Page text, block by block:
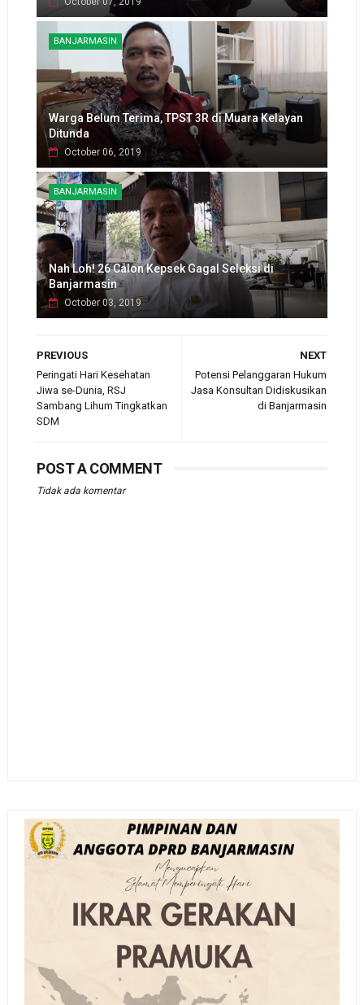
BANJARMASIN
Warga Belum Terima, TPST 3R di Muara Kelayan
Ditunda
October 06, 2019
BANJARMASIN
Nah Loh! 26 Calon Kepsek Gagal Seleksi di
Banjarmasin
October 03, 2019
NEXT
Potensi Pelanggaran Hukum
Jasa Konsultan Didiskusikan
di Banjarmasin
PREVIOUS
Peringati Hari Kesehatan
Jiwa se-Dunia, RSJ
Sambang Lihum Tingkatkan
SDM
POST A COMMENT
Tidak ada komentar